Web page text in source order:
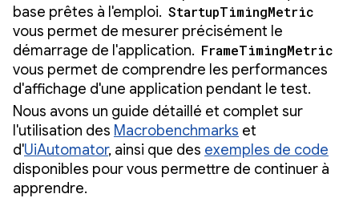
base prêtes à l'emploi. StartupTimingMetric
vous permet de mesurer précisément le
démarrage de l'application. FrameTimingMetric
vous permet de comprendre les performances
d'affichage d'une application pendant le test.
Nous avons un guide détaillé et complet sur
l'utilisation des Macrobenchmarks et
d'UiAutomator, ainsi que des exemples de code
disponibles pour vous permettre de continuer à
apprendre.